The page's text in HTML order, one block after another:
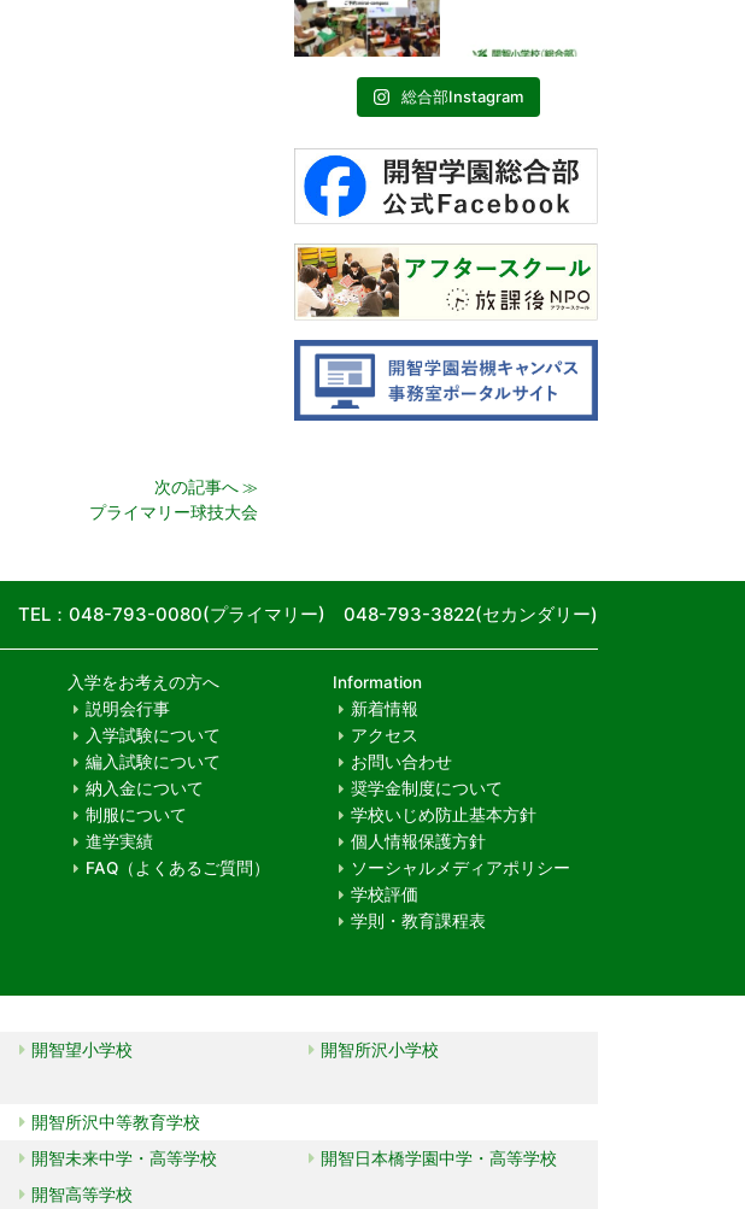
総合部Instagram
次の記事へ≫
プライマリー球技大会
TEL：048-793-0080(プライマリー) 048-793-3822(セカンダリー)
入学をお考えの方へ
説明会行事
入学試験について
編入試験について
納入金について
制服について
進学実績
FAQ（よくあるご質問）
Information
新着情報
アクセス
お問い合わせ
奨学金制度について
学校いじめ防止基本方針
個人情報保護方針
ソーシャルメディアポリシー
学校評価
学則・教育課程表
開智望小学校
開智所沢小学校
開智所沢中等教育学校
開智未来中学・高等学校
開智日本橋学園中学・高等学校
開智高等学校